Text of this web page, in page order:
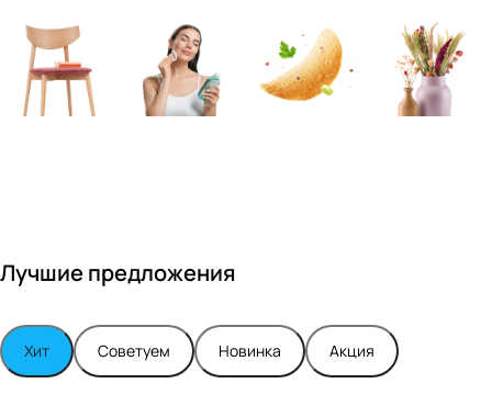
Турским
Лучшие предложения
Хит Советуем Новинка Акция